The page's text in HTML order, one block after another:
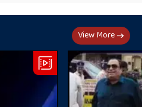
View More